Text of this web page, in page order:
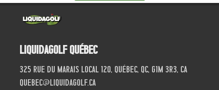
Liquidagolf Québec
325 Rue du Marais local 120, Québec, QC, G1M 3R3, CA
quebec@liquidagolf.ca